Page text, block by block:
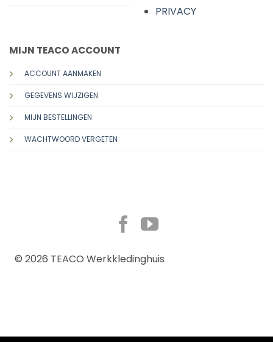
PRIVACY
MIJN TEACO ACCOUNT
ACCOUNT AANMAKEN
GEGEVENS WIJZIGEN
MIJN BESTELLINGEN
WACHTWOORD VERGETEN
© 2026 TEACO Werkkledinghuis